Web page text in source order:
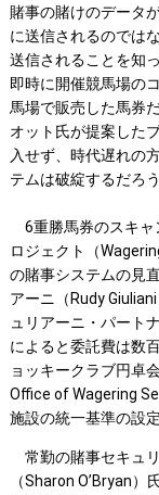
賭事の賭けのデータ
に送信されるのでは
送信されることを知
即時に開催競馬場の
馬場で販売した馬券
オット氏が提案した
入せず、時代遅れの
テムは破綻するだろう
6重勝馬券のスキャ
ロジェクト（
の賭事システムの見
アーニ（Rudy
ュリアーニ・パート
によると委託費は数
ョッキークラブ円卓
Office of Wagering
施設の統一基準の設
常勤の賭事セキュ
（Sharon O’Bryan